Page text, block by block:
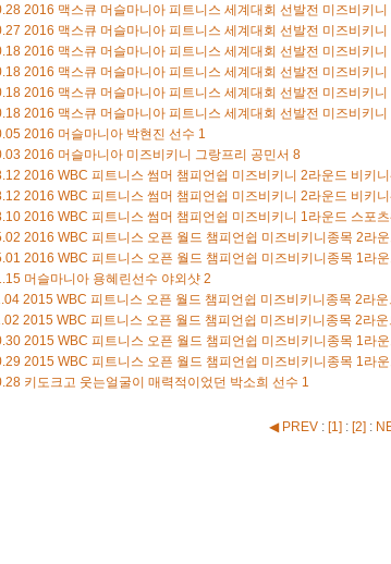
2016 맥스큐 머슬마니아 피트니스 세계대회 선발전 미즈비키니
2016 맥스큐 머슬마니아 피트니스 세계대회 선발전 미즈비키
2016 맥스큐 머슬마니아 피트니스 세계대회 선발전 미즈비키니
2016 맥스큐 머슬마니아 피트니스 세계대회 선발전 미즈비키니
2016 맥스큐 머슬마니아 피트니스 세계대회 선발전 미즈비키니
2016 맥스큐 머슬마니아 피트니스 세계대회 선발전 미즈비키니
2016 머슬마니아 박현진 선수 1
2016 머슬마니아 미즈비키니 그랑프리 공민서 8
2016 WBC 피트니스 썸머 챔피언쉽 미즈비키니 2라운드 비키
2016 WBC 피트니스 썸머 챔피언쉽 미즈비키니 2라운드 비키
2016 WBC 피트니스 썸머 챔피언쉽 미즈비키니 1라운드 스포
2016 WBC 피트니스 오픈 월드 챔피언쉽 미즈비키니종목 2라
2016 WBC 피트니스 오픈 월드 챔피언쉽 미즈비키니종목 1라
머슬마니아 용혜린선수 야외샷 2
2015 WBC 피트니스 오픈 월드 챔피언쉽 미즈비키니종목 2라
2015 WBC 피트니스 오픈 월드 챔피언쉽 미즈비키니종목 2라
2015 WBC 피트니스 오픈 월드 챔피언쉽 미즈비키니종목 1라
2015 WBC 피트니스 오픈 월드 챔피언쉽 미즈비키니종목 1라
키도크고 웃는얼굴이 매력적이었던 박소희 선수 1
◀ PREV : [1] : [2] :